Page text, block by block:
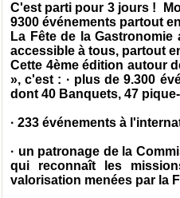
C'est parti pour 3 jours !
9300 événements partout
La Fête de la
accessible à tous, partout
Cette 4ème édition autour
», c'est : · plus de 9.300
dont 40 Banquets, 47
· 233 événements à
· un patronage de la
qui reconnaît les
valorisation menées par la